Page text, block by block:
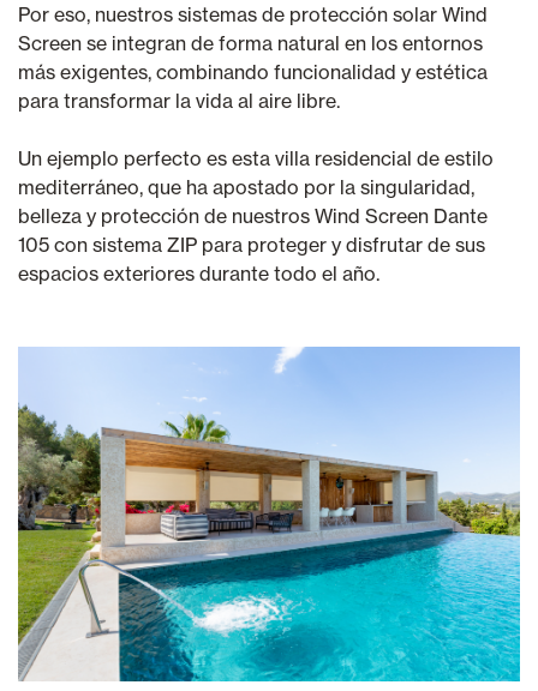
Por eso, nuestros sistemas de protección solar Wind
Screen se integran de forma natural en los entornos
más exigentes, combinando funcionalidad y estética
para transformar la vida al aire libre.
Un ejemplo perfecto es esta villa residencial de estilo
mediterráneo, que ha apostado por la singularidad,
belleza y protección de nuestros Wind Screen Dante
105 con sistema ZIP para proteger y disfrutar de sus
espacios exteriores durante todo el año.